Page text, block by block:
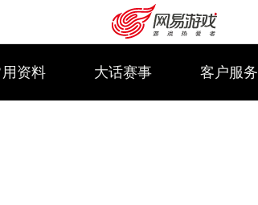
资料 大话赛事 客户服务